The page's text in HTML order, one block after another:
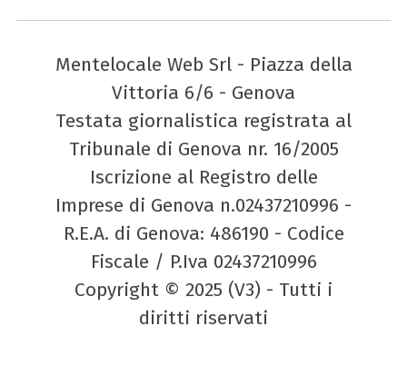
Mentelocale Web Srl - Piazza della
Vittoria 6/6 - Genova
Testata giornalistica registrata al
Tribunale di Genova nr. 16/2005
Iscrizione al Registro delle
Imprese di Genova n.02437210996 -
R.E.A. di Genova: 486190 - Codice
Fiscale / P.Iva 02437210996
Copyright © 2025 (V3) - Tutti i
diritti riservati